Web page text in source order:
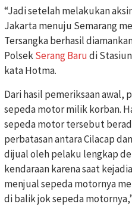
“Jadi setelah melakukan
Jakarta menuju Semarang
Tersangka berhasil
PolsekSerang Barudi
kata Hotma.
Dari hasil pemeriksaan
sepeda motor milik korban.
sepeda motor tersebut
perbatasan antara Cilacap
dijual oleh pelaku lengkap
kendaraan karena saat
menjual sepeda motornya
di balik jok sepeda